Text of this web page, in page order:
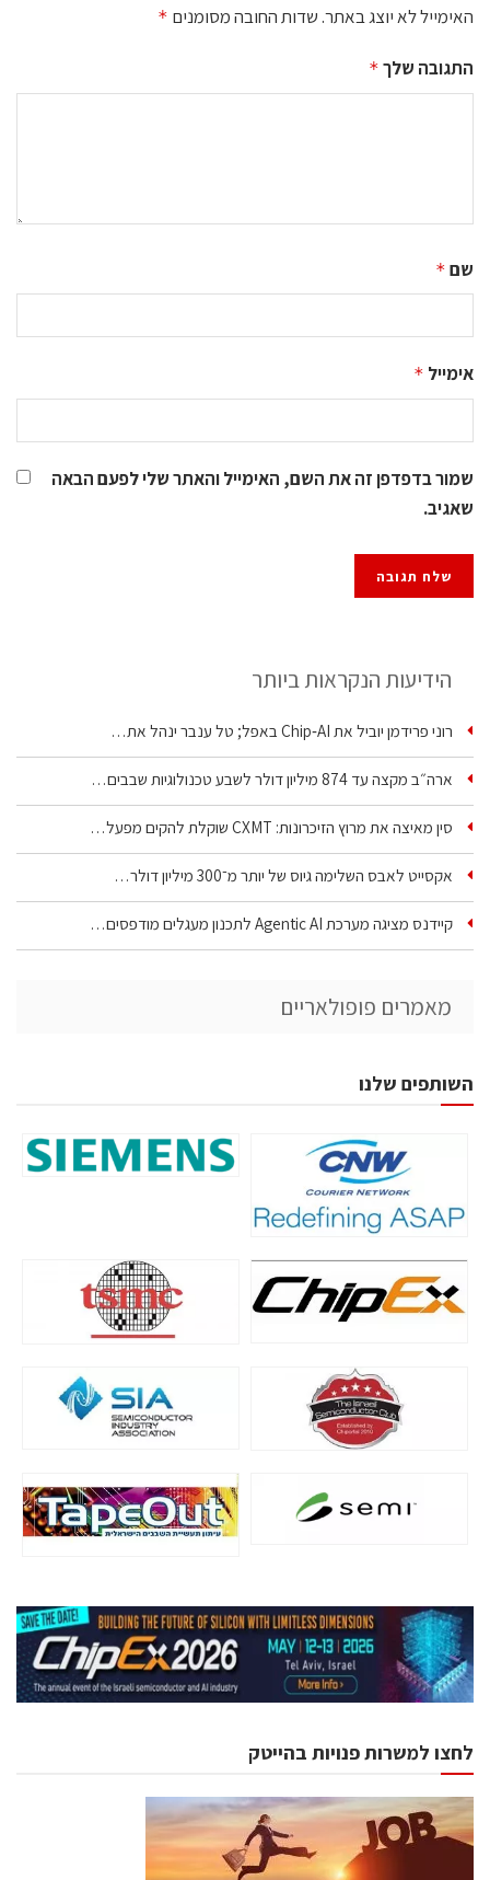
האימייל לא יוצג באתר.שדות החובה מסומנים *
התגובה שלך *
שם *
אימייל *
שמור בדפדפן זה את השם, האימייל והאתר שלי לפעם הבאה
שאגיב.
הידיעות הנקראות ביותר
רוני פרידמן יוביל את Chip‑AI באפל; טל ענבר ינהל את…
ארה״ב מקצה עד 874 מיליון דולר לשבע טכנולוגיות שבבים…
סין מאיצה את מרוץ הזיכרונות: CXMT שוקלת להקים מפעל…
אקסייט לאבס השלימה גיוס של יותר מ־300 מיליון דולר…
קיידנס מציגה מערכת Agentic AI לתכנון מעגלים מודפסים…
מאמרים פופולאריים
השותפים שלנו
לחצו למשרות פנויות בהייטק